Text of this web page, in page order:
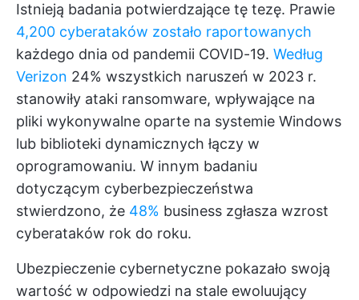
Istnieją badania potwierdzające tę tezę. Prawie
4,200 cyberataków zostało raportowanych
każdego dnia od pandemii COVID-19. Według
Verizon 24% wszystkich naruszeń w 2023 r.
stanowiły ataki ransomware, wpływające na
pliki wykonywalne oparte na systemie Windows
lub biblioteki dynamicznych łączy w
oprogramowaniu. W innym badaniu
dotyczącym cyberbezpieczeństwa
stwierdzono, że 48% business zgłasza wzrost
cyberataków rok do roku.
Ubezpieczenie cybernetyczne pokazało swoją
wartość w odpowiedzi na stale ewoluujący